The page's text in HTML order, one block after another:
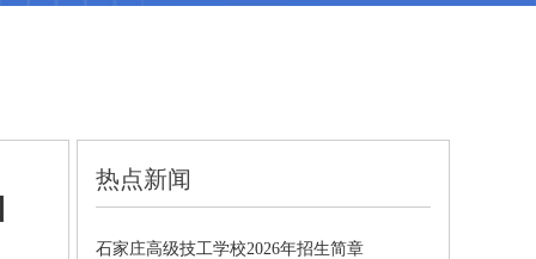
热点新闻
石家庄高级技工学校2026年招生简章